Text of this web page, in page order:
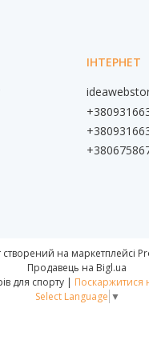
створений на маркетплейсі
Продавець на Bigl.ua
📌IdeaWebStor інтернет-магазин товарів для спорту | Поскаржитися
Select Language ▼